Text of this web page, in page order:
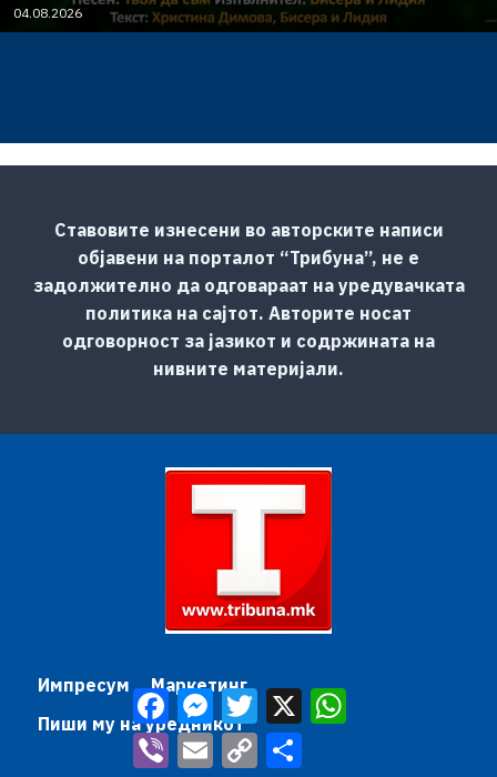
04.08.2026
Ставовите изнесени во авторските написи
објавени на порталот “Трибуна”, не е
задолжително да одговараат на уредувачката
политика на сајтот. Авторите носат
одговорност за јазикот и содржината на
нивните материјали.
Импресум
Маркетинг
Пиши му на уредникот
FacebookMessenger
TwitterX
Viber
Email Copy
Link